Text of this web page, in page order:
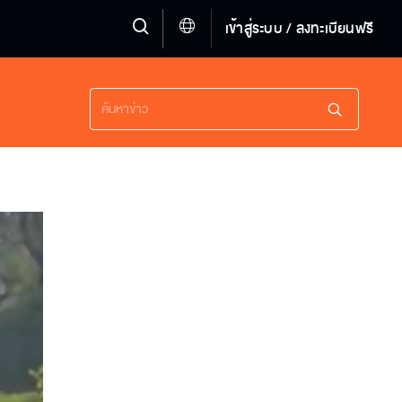
เข้าสู่ระบบ / ลงทะเบียนฟรี